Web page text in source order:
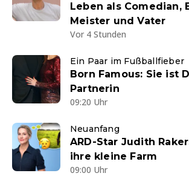
Leben als Comedian,
Meister und Vater
Vor 4 Stunden
Ein Paar im Fußballfieber
Born Famous: Sie ist
Partnerin
09:20 Uhr
Neuanfang
ARD-Star Judith
ihre kleine Farm
09:00 Uhr